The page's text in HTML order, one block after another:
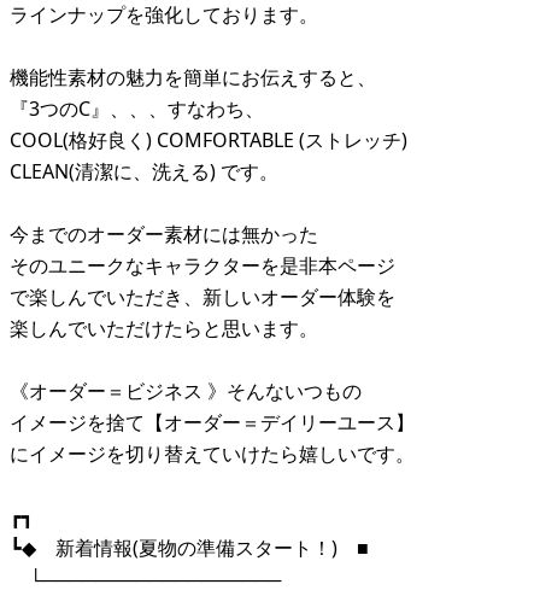
ラインナップを強化しております。
機能性素材の魅力を簡単にお伝えすると、
『3つのC』、、、すなわち、
COOL(格好良く) COMFORTABLE (ストレッチ)
CLEAN(清潔に、洗える) です。
今までのオーダー素材には無かった
そのユニークなキャラクターを是非本ページ
で楽しんでいただき、新しいオーダー体験を
楽しんでいただけたらと思います。
《オーダー＝ビジネス 》そんないつもの
イメージを捨て【オーダー＝デイリーユース】
にイメージを切り替えていけたら嬉しいです。
┏┓
┗◆ 新着情報(夏物の準備スタート！) ■
└──────────────────